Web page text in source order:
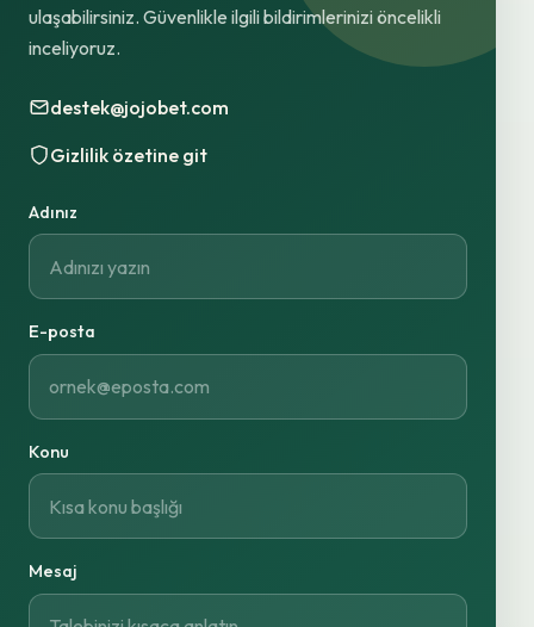
ulaşabilirsiniz. Güvenlikle ilgili bildirimlerinizi öncelikli
inceliyoruz.
destek@jojobet.com
Gizlilik özetine git
Adınız
E-posta
Konu
Mesaj